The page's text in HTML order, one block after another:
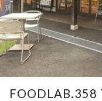
FOODLAB.358